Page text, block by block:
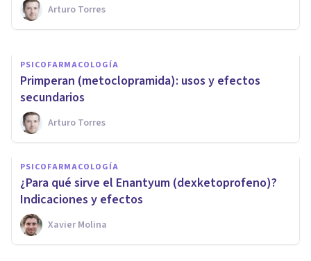
Arturo Torres
Arturo Torres
PSICOFARMACOLOGÍA
Primperan (metoclopramida): usos y efectos
secundarios
Arturo Torres
PSICOFARMACOLOGÍA
​¿Para qué sirve el Enantyum (dexketoprofeno)?
Indicaciones y efectos
Xavier Molina